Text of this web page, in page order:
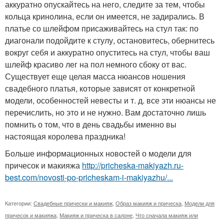
аккуратно опускайтесь на него, следите за тем, чтобы
кольца кринолина, если он имеется, не задирались. В
платье со шлейфом присаживайтесь на стул так: по
диагонали подойдите к стулу, остановитесь, обернитесь
вокруг себя и аккуратно опуститесь на стул, чтобы ваш
шлейф красиво лег на пол немного сбоку от вас.
Существует еще целая масса нюансов ношения
свадебного платья, которые зависят от конкретной
модели, особенностей невесты и т. д. все эти нюансы не
перечислить, но это и не нужно. Вам достаточно лишь
помнить о том, что в день свадьбы именно вы
настоящая королева праздника!
Больше информационных новостей о модели для
причесок и макияжа http://pricheska-makiyazh.ru-
best.com/novosti-po-pricheskam-i-makiyazhu/...
Категории: Свадебные прически и макияж Образ макияж и прическа Модели для
причесок и макияжа Макияж и прическа в салоне Что сначала макияж или